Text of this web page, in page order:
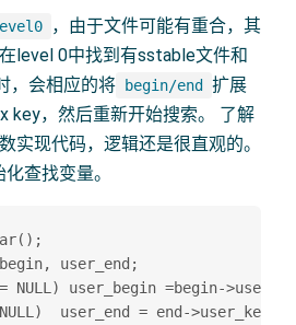
，由于文件可能有重合，其
level 0中找到有sstable文件和
，会相应的将
begin/end
扩展
key，然后重新开始搜索。 了解
实现代码，逻辑还是很直观的。
查找变量。
user_end;
user_begin =begin-
user_end = end-